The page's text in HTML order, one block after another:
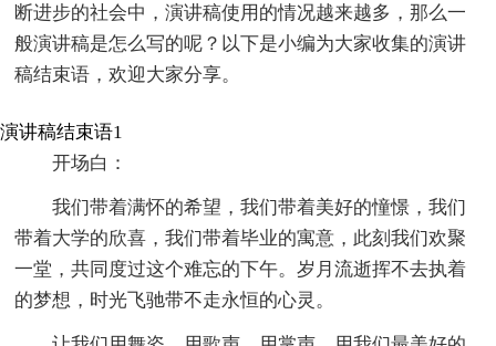
断进步的社会中，演讲稿使用的情况越来越多，那么一
般演讲稿是怎么写的呢？以下是小编为大家收集的演讲
稿结束语，欢迎大家分享。
演讲稿结束语1
开场白：
我们带着满怀的希望，我们带着美好的憧憬，我们
带着大学的欣喜，我们带着毕业的寓意，此刻我们欢聚
一堂，共同度过这个难忘的下午。岁月流逝挥不去执着
的梦想，时光飞驰带不走永恒的心灵。